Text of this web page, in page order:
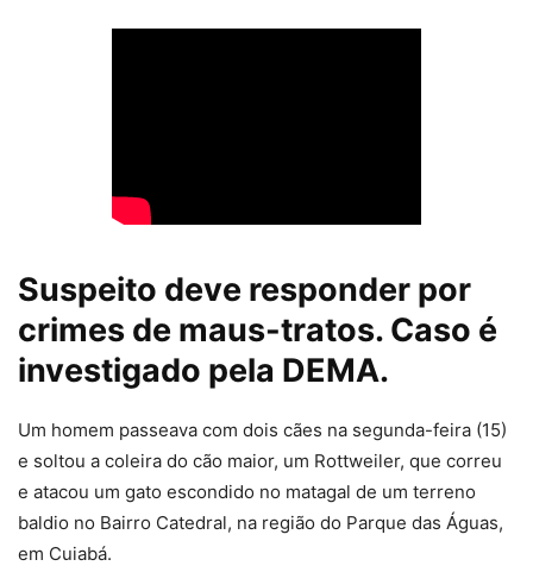
Suspeito deve responder por
crimes de maus-tratos. Caso é
investigado pela DEMA.
Um homem passeava com dois cães na segunda-feira (15)
e soltou a coleira do cão maior, um Rottweiler, que correu
e atacou um gato escondido no matagal de um terreno
baldio no Bairro Catedral, na região do Parque das Águas,
em Cuiabá.